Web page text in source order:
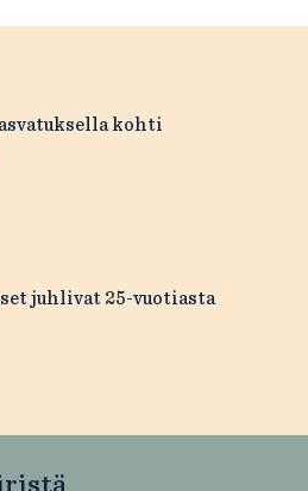
kohti
juhlivat 25-vuotiasta